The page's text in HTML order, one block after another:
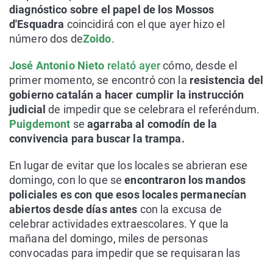
diagnóstico sobre el papel de los Mossos
d'Esquadra coincidirá con el que ayer hizo el
número dos deZoido.
José Antonio Nieto relató ayercómo, desde el
primer momento, se encontró con la resistencia del
gobierno catalán a hacer cumplir la instrucción
judicialde impedir que se celebrara el referéndum.
Puigdemont se agarraba al comodín de la
convivencia para buscar la trampa.
En lugar de evitar que los locales se abrieran ese
domingo, con lo que seencontraron los mandos
policiales es con que esos locales permanecían
abiertos desde días antes con la excusa de
celebrar actividades extraescolares. Y que la
mañana del domingo, miles de personas
convocadas para impedir que se requisaran las